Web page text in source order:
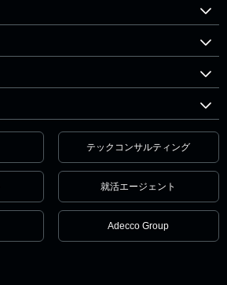
テックコンサルティング
就活エージェント
Adecco Group